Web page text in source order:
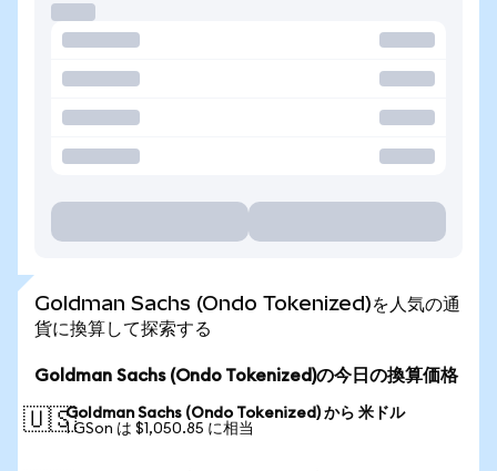
Goldman Sachs (Ondo Tokenized)を人気の通
貨に換算して探索する
Goldman Sachs (Ondo Tokenized)の今日の換算価格
🇺🇸Goldman Sachs (Ondo Tokenized) から 米ドル
1 GSon は $1,050.85 に相当